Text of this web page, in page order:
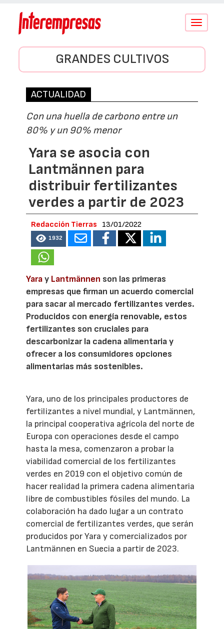
Conmutar
GRANDES CULTIVOS
ACTUALIDAD
Con una huella de carbono entre un
80% y un 90% menor
Yara se asocia con
Lantmännen para
distribuir fertilizantes
verdes a partir de 2023
Redacción Tierras 13/01/2022
1932
Yaray Lantmännen son las primeras
empresas que firman un acuerdo comercial
para sacar al mercado fertilizantes verdes.
Producidos con energía renovable, estos
fertilizantes son cruciales para
descarbonizar la cadena alimentaria y
ofrecer a los consumidores opciones
alimentarias más sostenibles.
Yara, uno de los principales productores de
fertilizantes a nivel mundial, y Lantmännen,
la principal cooperativa agrícola del norte de
Europa con operaciones desde el campo
hasta la mesa, comenzaron a probar la
viabilidad comercial de los fertilizantes
verdes en 2019 con el objetivo común de
hacer realidad la primera cadena alimentaria
libre de combustibles fósiles del mundo. La
colaboración ha dado lugar a un contrato
comercial de fertilizantes verdes, que serán
producidos por Yara y comercializados por
Lantmännen en Suecia a partir de 2023.